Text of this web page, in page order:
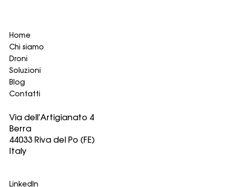
Home
Chi siamo
Droni
Soluzioni
Blog
Contatti
Via dell’Artigianato 4
Berra
44033 Riva del Po (FE)
Italy
LinkedIn